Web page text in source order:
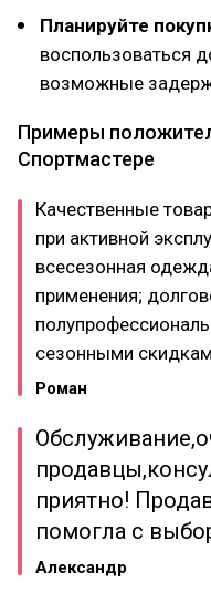
Планируйте
воспользоваться
возможные
Примеры
Спортмастере
Качественные
при активной
всесезонная
применения;
сезонными
Роман
приятно!
помогла с
Александр